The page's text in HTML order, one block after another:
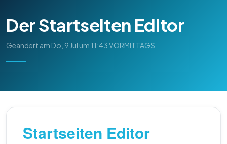
Der Startseiten Editor
Geändert am Do, 9 Jul um 11:43 VORMITTAGS
Startseiten Editor